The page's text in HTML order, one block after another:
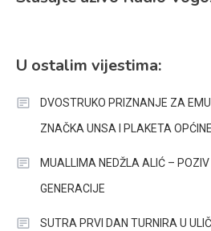
U ostalim vijestima:
DVOSTRUKO PRIZNANJE ZA
ZNAČKA UNSA I PLAKETA
MUALLIMA NEDŽLA ALIĆ –
GENERACIJE
SUTRA PRVI DAN TURNIRA U